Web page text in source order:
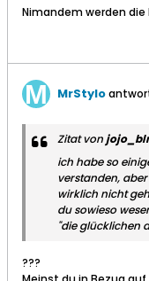
Nimandem werden
MrStylo
Zitat von
ich habe so
verstanden,
wirklich nicht
du sowieso
"die glücklichen
???